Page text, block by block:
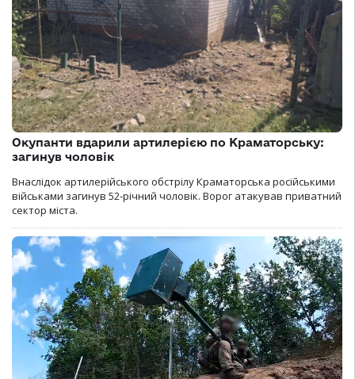
Окупанти вдарили артилерією по Краматорську:
загинув чоловік
Внаслідок артилерійського обстрілу Краматорська російськими
військами загинув 52-річний чоловік. Ворог атакував приватний
сектор міста.